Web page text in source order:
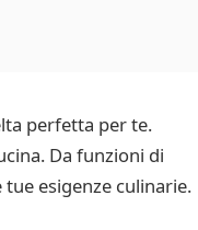
perfetta per te.
Da funzioni di
esigenze culinarie.